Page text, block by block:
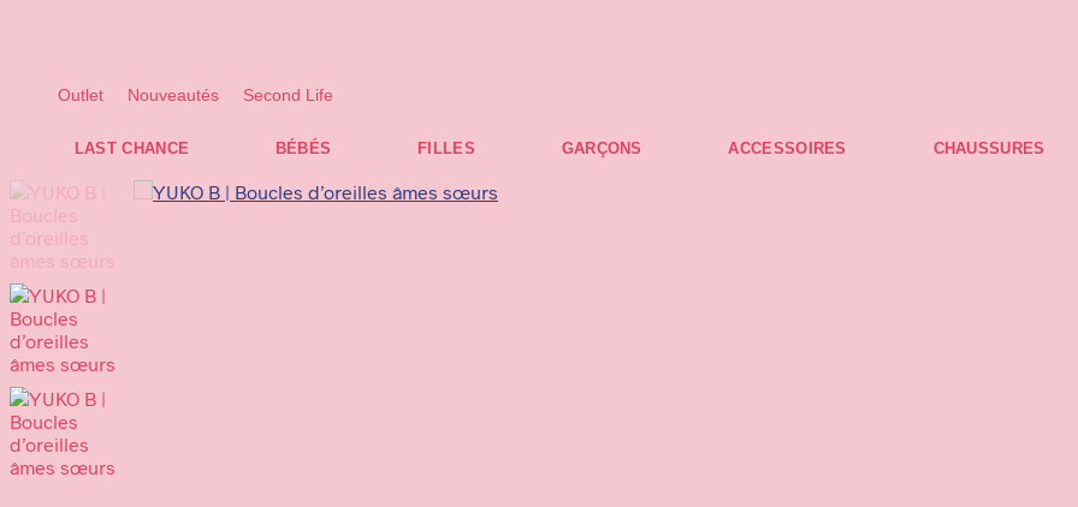
Pour les envois vers la France et le Luxembourg, les frais sont de 14 € TTC, gratuits à partir de 100 € d'achat.
Outlet Nouveautés Second Life
LAST CHANCE BÉBÉS FILLES GARÇONS ACCESSOIRES CHAUSSURES